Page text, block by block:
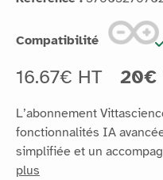
Compatibilité
16.67€ HT 20€
L’abonnement
fonctionnalités IA
simplifiée et un
plus